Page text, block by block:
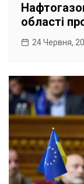
області
24 Червня,